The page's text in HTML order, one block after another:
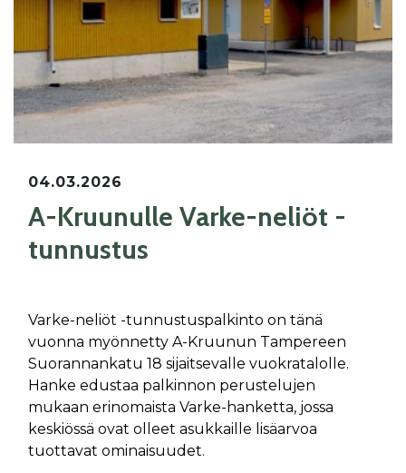
04.03.2026
A-Kruunulle Varke-neliöt -
tunnustus
Varke-neliöt -tunnustuspalkinto on tänä
vuonna myönnetty A-Kruunun Tampereen
Suorannankatu 18 sijaitsevalle vuokratalolle.
Hanke edustaa palkinnon perustelujen
mukaan erinomaista Varke-hanketta, jossa
keskiössä ovat olleet asukkaille lisäarvoa
tuottavat ominaisuudet.